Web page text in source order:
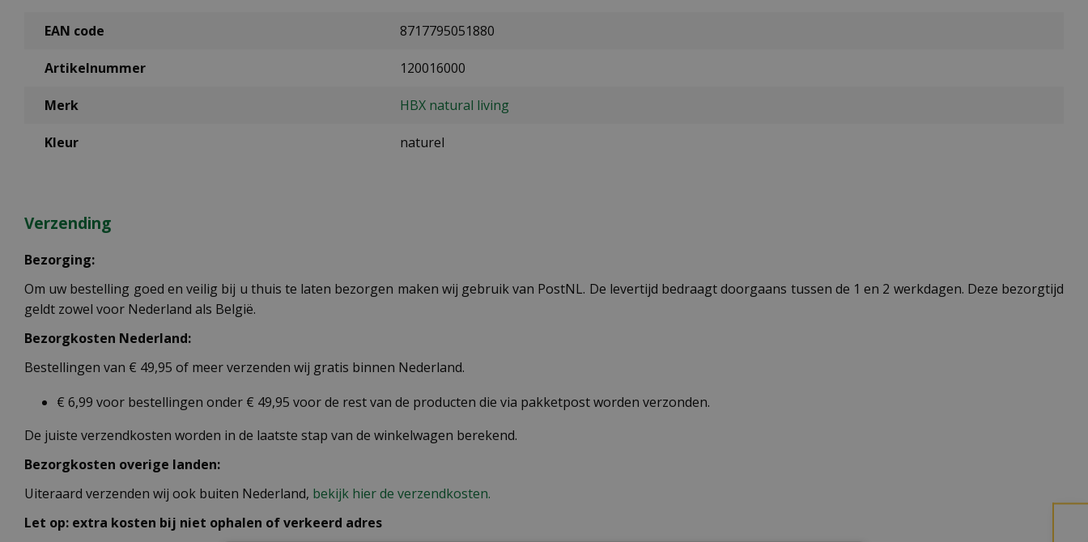
EAN code 8717795051880
Artikelnummer 120016000
Merk HBX natural living
Kleur naturel
Verzending
Bezorging:
Om uw bestelling goed en veilig bij u thuis te laten bezorgen maken wij gebruik van PostNL. De levertijd bedraagt doorgaans tussen de 1 en 2 werkdagen. Deze bezorgtijd
geldt zowel voor Nederland als België.
Bezorgkosten Nederland:
Bestellingen van € 49,95 of meer verzenden wij gratis binnen Nederland.
€ 6,99 voor bestellingen onder € 49,95 voor de rest van de producten die via pakketpost worden verzonden.
De juiste verzendkosten worden in de laatste stap van de winkelwagen berekend.
Bezorgkosten overige landen:
Uiteraard verzenden wij ook buiten Nederland, bekijk hier de verzendkosten.
Let op: extra kosten bij niet ophalen of verkeerd adres